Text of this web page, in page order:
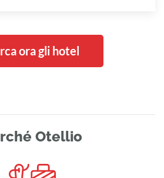
ora gli hotel
Otellio